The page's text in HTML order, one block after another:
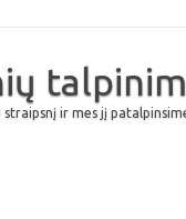
straipsnį ir mes jį